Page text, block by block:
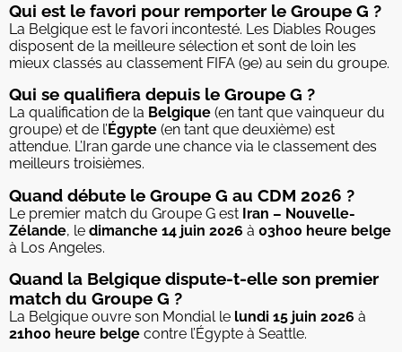
Qui est le favori pour remporter le Groupe G ?
La Belgique est le favori incontesté. Les Diables Rouges
disposent de la meilleure sélection et sont de loin les
mieux classés au classement FIFA (9e) au sein du groupe.
Qui se qualifiera depuis le Groupe G ?
La qualification de la Belgique (en tant que vainqueur du
groupe) et de l’ Égypte (en tant que deuxième) est
attendue. L’Iran garde une chance via le classement des
meilleurs troisièmes.
Quand débute le Groupe G au CDM 2026 ?
Le premier match du Groupe G est Iran – Nouvelle-
Zélande, le dimanche 14 juin 2026 à 03h00 heure belge
à Los Angeles.
Quand la Belgique dispute-t-elle son premier
match du Groupe G ?
La Belgique ouvre son Mondial le lundi 15 juin 2026 à
21h00 heure belge contre l’Égypte à Seattle.